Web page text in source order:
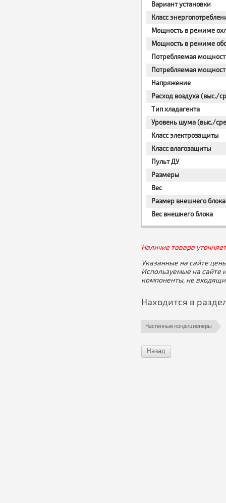
Вариант установки
Класс
Мощность в режиме
Мощность в режиме
Потребляемая
Потребляемая
Напряжение
Расход воздуха (выс./
Тип хладагента
Уровень шума (выс./
Класс электрозащиты
Класс влагозащиты
Пульт ДУ
Размеры
Вес
Размер внешнего
Вес внешнего блока
Наличие товара
Указанные на сайте
Используемые на сайте
компоненты, не
Находится в
Настенные кондиционеры
Назад